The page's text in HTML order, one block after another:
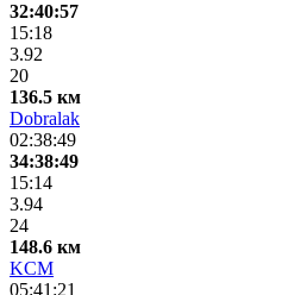
32:40:57
15:18
3.92
20
136.5 км
Dobralak
02:38:49
34:38:49
15:14
3.94
24
148.6 км
KCM
05:41:21